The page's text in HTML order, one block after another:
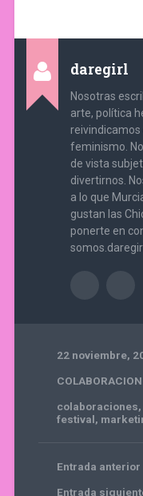
daregirl
Nosotras
arte, política
reivindicamos
feminismo.
de vista
divertirnos.
a lo que
gustan las
ponerte en
22 noviembre,
colaboraciones,
festival,
Entrada anterior
Entrada